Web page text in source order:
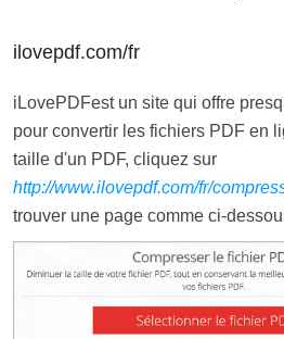
ilovepdf.com/fr
iLovePDFest un site qui offre
pour convertir les fichiers PDF en
taille d'un PDF, cliquez sur
http://www.ilovepdf.com/fr/
trouver une page comme ci-